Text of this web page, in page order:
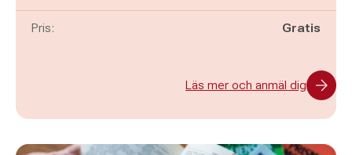
Pris: Gratis
Läs mer och anmäl dig